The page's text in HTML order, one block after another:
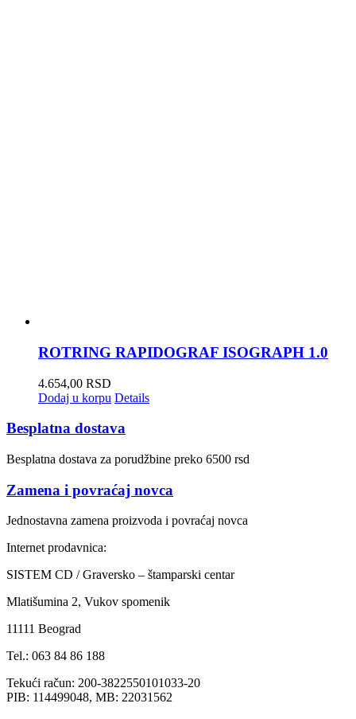
ROTRING RAPIDOGRAF ISOGRAPH 1.0
4.654,00 RSD
Dodaj u korpu Details
Besplatna dostava
Besplatna dostava za porudžbine preko 6500 rsd
Zamena i povraćaj novca
Jednostavna zamena proizvoda i povraćaj novca
Internet prodavnica:
SISTEM CD / Graversko – štamparski centar
Mlatišumina 2, Vukov spomenik
11111 Beograd
Tel.: 063 84 86 188
Tekući račun: 200-3822550101033-20
PIB: 114499048, MB: 22031562